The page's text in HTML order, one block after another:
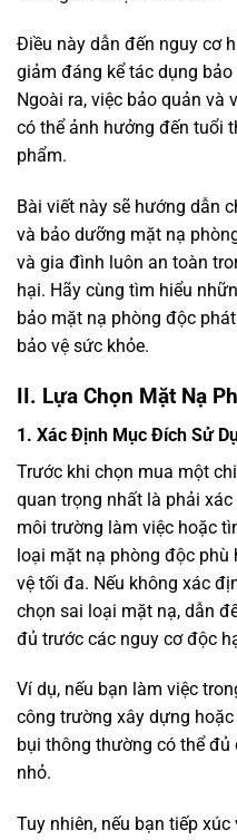
Điều này dẫn đến nguy cơ
giảm đáng kể tác dụng
Ngoài ra, việc bảo quản và
có thể ảnh hưởng đến tuổi
phẩm.
Bài viết này sẽ hướng dẫn
và bảo dưỡng mặt nạ
và gia đình luôn an toàn
hại. Hãy cùng tìm hiểu
bảo mặt nạ phòng độc
bảo vệ sức khỏe.
II. Lựa Chọn Mặt Nạ
1. Xác Định Mục Đích Sử
Trước khi chọn mua một
quan trọng nhất là phải
môi trường làm việc hoặc
loại mặt nạ phòng độc phù
vệ tối đa. Nếu không xác
chọn sai loại mặt nạ, dẫn
đủ trước các nguy cơ độc
Ví dụ, nếu bạn làm việc
công trường xây dựng
bụi thông thường có thể
nhỏ.
Tuy nhiên, nếu bạn tiếp